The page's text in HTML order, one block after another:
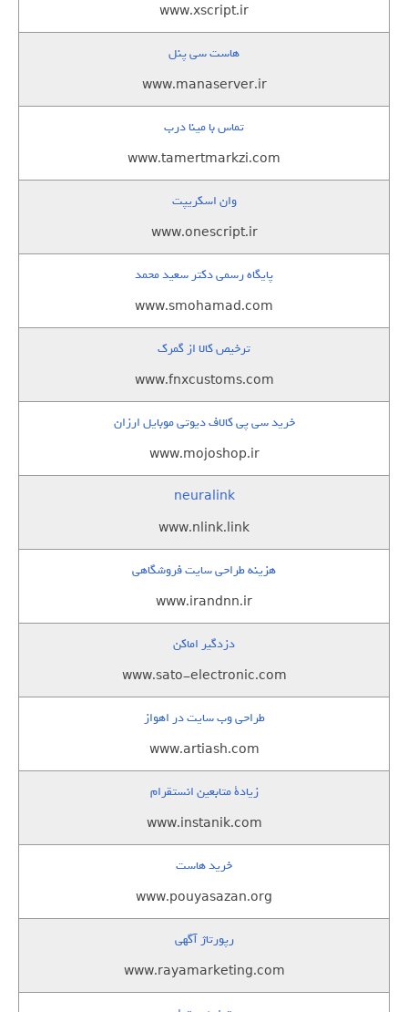
www.xscript.ir
هاست سی پنل
www.manaserver.ir
تماس با مینا درب
www.tamertmarkzi.com
وان اسکریپت
www.onescript.ir
پایگاه رسمی دکتر سعید محمد
www.smohamad.com
ترخیص کالا از گمرک
www.fnxcustoms.com
خرید سی پی کالاف دیوتی موبایل ارزان
www.mojoshop.ir
neuralink
www.nlink.link
هزینه طراحی سایت فروشگاهی
www.irandnn.ir
دزدگیر اماکن
www.sato-electronic.com
طراحی وب سایت در اهواز
www.artiash.com
زيادة متابعين انستقرام
www.instanik.com
خرید هاست
www.pouyasazan.org
رپورتاژ آگهی
www.rayamarketing.com